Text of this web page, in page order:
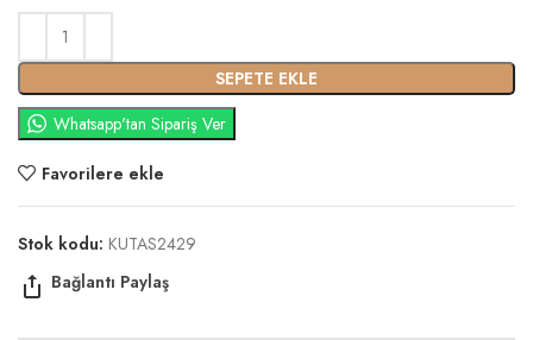
SEPETE EKLE
Whatsapp'tan Sipariş Ver
Favorilere ekle
Stok kodu: KUTAS2429